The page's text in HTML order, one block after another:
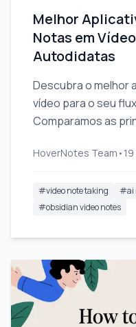
Melhor
Notas em
Autodidatas
Descubra o melhor
vídeo para o seu
Comparamos as
Obsidian, Notion e
HoverNotes Team • 19
#video note taking #ai
#obsidian video notes